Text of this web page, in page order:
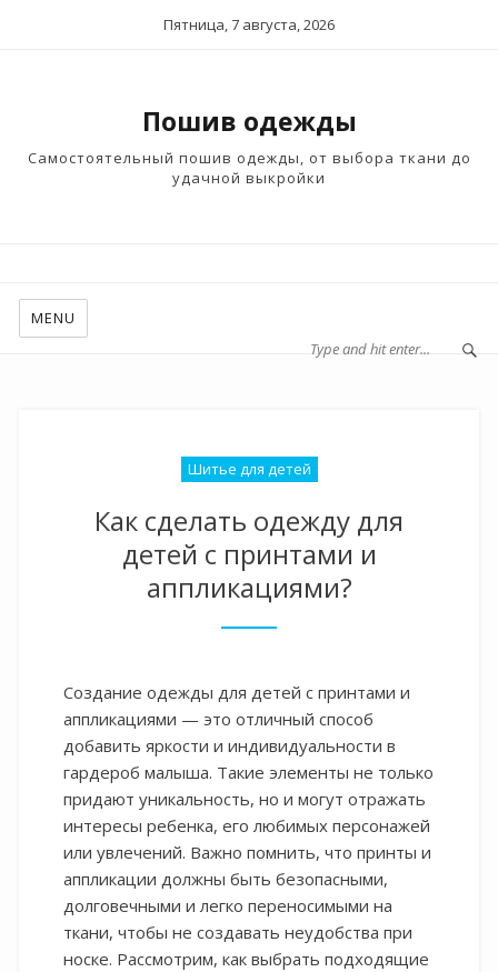
Пятница, 7 августа, 2026
Пошив одежды
Самостоятельный пошив одежды, от выбора ткани до
удачной выкройки
MENU
Шитье для детей
Как сделать одежду для
детей с принтами и
аппликациями?
Создание одежды для детей с принтами и
аппликациями — это отличный способ
добавить яркости и индивидуальности в
гардероб малыша. Такие элементы не только
придают уникальность, но и могут отражать
интересы ребенка, его любимых персонажей
или увлечений. Важно помнить, что принты и
аппликации должны быть безопасными,
долговечными и легко переносимыми на
ткани, чтобы не создавать неудобства при
носке. Рассмотрим, как выбрать подходящие